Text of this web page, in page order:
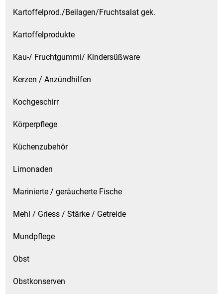
Profisortiment
Reinigungshilfsmittel
Reis / Hülsenfrüchte
Salz
Kartoffelprod./Beilagen/Fruchtsalat gek.
Kartoffelprodukte
Kau-/ Fruchtgummi/ Kindersüßware
Kerzen / Anzündhilfen
Kochgeschirr
Körperpflege
Küchenzubehör
Limonaden
Marinierte / geräucherte Fische
Mehl / Griess / Stärke / Getreide
Mundpflege
Obst
Obstkonserven